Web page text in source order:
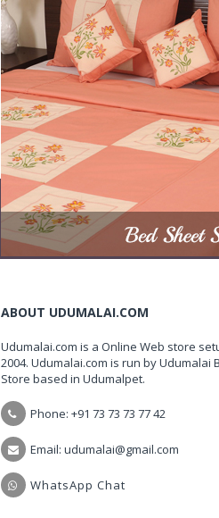
ABOUT UDUMALAI.COM
Udumalai.com is a Online Web store
2004. Udumalai.com is run by Udumalai
Store based in Udumalpet.
Phone: +91 73 73 73 77 42
Email: udumalai@gmail.com
WhatsApp Chat